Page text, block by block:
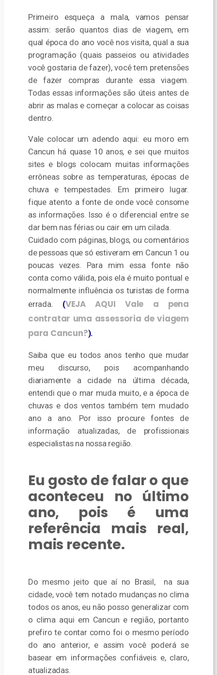
Primeiro esqueça a mala, vamos pensar
assim: serão quantos dias de viagem, em
qual época do ano você nos visita, qual a sua
programação (quais passeios ou atividades
você gostaria de fazer), você tem pretensões
de fazer compras durante essa viagem.
Todas essas informações são úteis antes de
abrir as malas e começar a colocar as coisas
dentro.
Vale colocar um adendo aqui: eu moro em
Cancun há quase 10 anos, e sei que muitos
sites e blogs colocam muitas informações
errôneas sobre as temperaturas, épocas de
chuva e tempestades. Em primeiro lugar.
fique atento a fonte de onde você consome
as informações. Isso é o diferencial entre se
dar bem nas férias ou cair em um cilada.
Cuidado com páginas, blogs, ou comentários
de pessoas que só estiveram em Cancun 1 ou
poucas vezes. Para mim essa fonte não
conta como válida, pois ela é muito pontual e
normalmente influência os turistas de forma
errada. (VEJA AQUI Vale a pena
contratar uma assessoria de viagem
para Cancun?).
Saiba que eu todos anos tenho que mudar
meu discurso, pois acompanhando
diariamente a cidade na última década,
entendi que o mar muda muito, e a época de
chuvas e dos ventos também tem mudado
ano a ano. Por isso procure fontes de
informação atualizadas, de profissionais
especialistas na nossa região.
Eu gosto de falar o que
aconteceu no último
ano, pois é uma
referência mais real,
mais recente.
Do mesmo jeito que aí no Brasil, na sua
cidade, você tem notado mudanças no clima
todos os anos, eu não posso generalizar com
o clima aqui em Cancun e região, portanto
prefiro te contar como foi o mesmo período
do ano anterior, e assim você poderá se
basear em informações confiáveis e, claro,
atualizadas.